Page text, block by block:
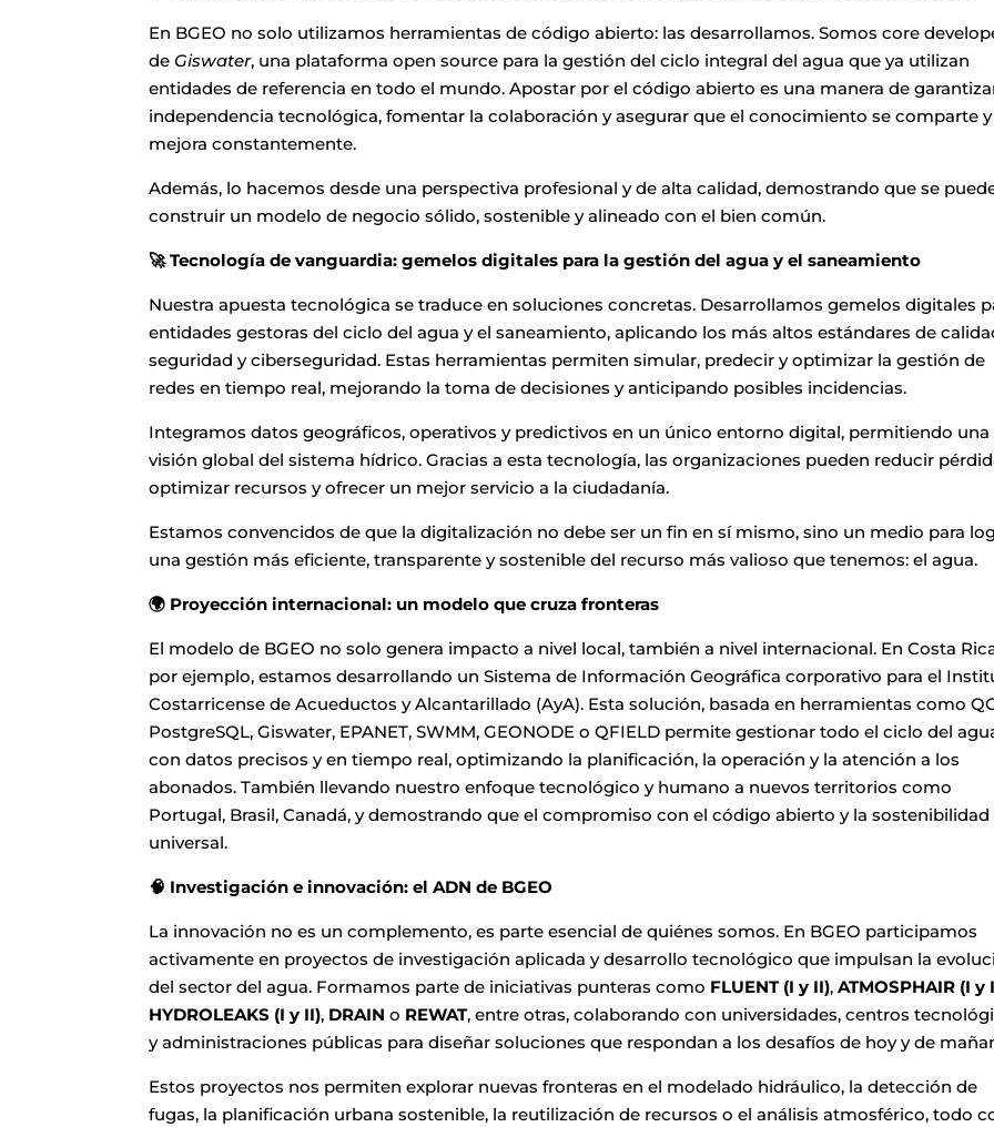
En BGEO no solo utilizamos herramientas de código abierto: las desarrollamos. Somos core
de Giswater, una plataforma open source para la gestión del ciclo integral del agua que ya utilizan
entidades de referencia en todo el mundo. Apostar por el código abierto es una manera de
independencia tecnológica, fomentar la colaboración y asegurar que el conocimiento se comparte y
mejora constantemente.
Además, lo hacemos desde una perspectiva profesional y de alta calidad, demostrando que se
construir un modelo de negocio sólido, sostenible y alineado con el bien común.
🚀 Tecnología de vanguardia: gemelos digitales para la gestión del agua y el saneamiento
Nuestra apuesta tecnológica se traduce en soluciones concretas. Desarrollamos gemelos digitales
entidades gestoras del ciclo del agua y el saneamiento, aplicando los más altos estándares de
seguridad y ciberseguridad. Estas herramientas permiten simular, predecir y optimizar la gestión de
redes en tiempo real, mejorando la toma de decisiones y anticipando posibles incidencias.
Integramos datos geográficos, operativos y predictivos en un único entorno digital, permitiendo una
visión global del sistema hídrico. Gracias a esta tecnología, las organizaciones pueden reducir
optimizar recursos y ofrecer un mejor servicio a la ciudadanía.
Estamos convencidos de que la digitalización no debe ser un fin en sí mismo, sino un medio para
una gestión más eficiente, transparente y sostenible del recurso más valioso que tenemos: el agua.
🌍 Proyección internacional: un modelo que cruza fronteras
El modelo de BGEO no solo genera impacto a nivel local, también a nivel internacional. En Costa
por ejemplo, estamos desarrollando un Sistema de Información Geográfica corporativo para el
Costarricense de Acueductos y Alcantarillado (AyA). Esta solución, basada en herramientas como
PostgreSQL, Giswater, EPANET, SWMM, GEONODE o QFIELD permite gestionar todo el ciclo del
con datos precisos y en tiempo real, optimizando la planificación, la operación y la atención a los
abonados. También llevando nuestro enfoque tecnológico y humano a nuevos territorios como
Portugal, Brasil, Canadá, y demostrando que el compromiso con el código abierto y la sostenibilidad
universal.
🧠 Investigación e innovación: el ADN de BGEO
La innovación no es un complemento, es parte esencial de quiénes somos. En BGEO participamos
activamente en proyectos de investigación aplicada y desarrollo tecnológico que impulsan la
del sector del agua. Formamos parte de iniciativas punteras como FLUENT (I y II),ATMOSPHAIR (I y
HYDROLEAKS (I y II), DRAIN o REWAT, entre otras, colaborando con universidades, centros
y administraciones públicas para diseñar soluciones que respondan a los desafíos de hoy y de
Estos proyectos nos permiten explorar nuevas fronteras en el modelado hidráulico, la detección de
fugas, la planificación urbana sostenible, la reutilización de recursos o el análisis atmosférico, todo